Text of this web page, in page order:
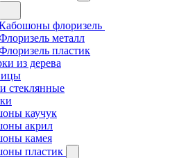
флоризель
металл
пластик
из дерева
стеклянные
каучук
акрил
камея
пластик